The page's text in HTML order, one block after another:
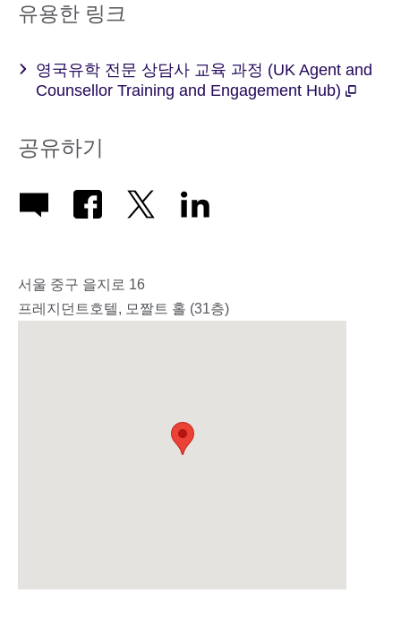
유용한 링크
영국유학 전문 상담사 교육 과정 (UK Agent and
Counsellor Training and Engagement Hub)
공유하기
서울 중구 을지로 16
프레지던트호텔, 모짤트 홀 (31층)